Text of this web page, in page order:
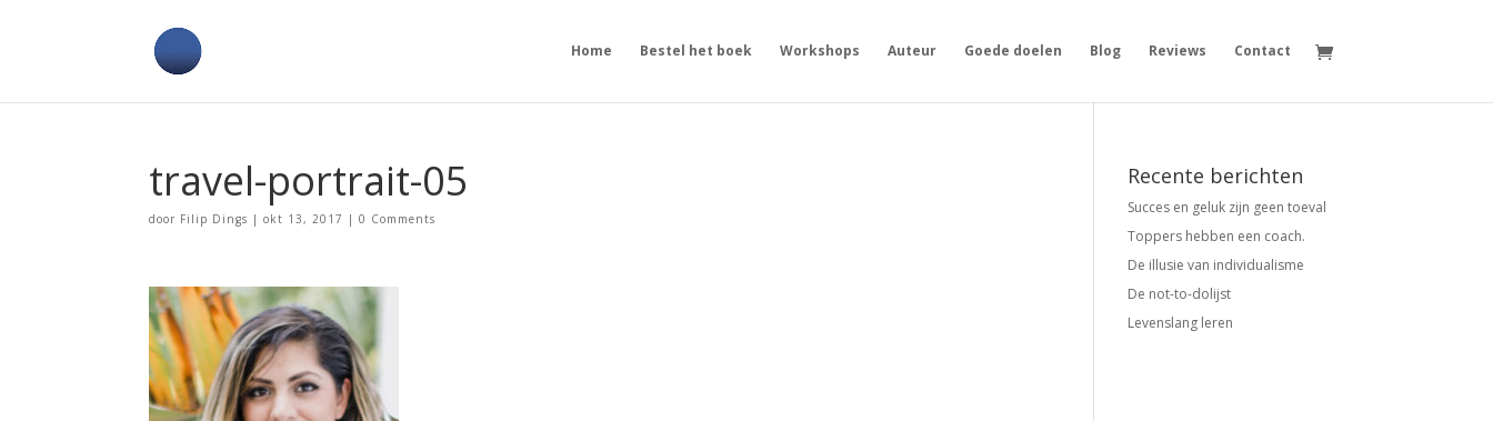
Home Bestel het boek Workshops Auteur Goede doelen Blog Reviews Contact
travel-portrait-05
door Filip Dings |okt 13, 2017 |0 Comments
Recente berichten
Succes en geluk zijn geen toeval
Toppers hebben een coach.
De illusie van individualisme
De not-to-dolijst
Levenslang leren